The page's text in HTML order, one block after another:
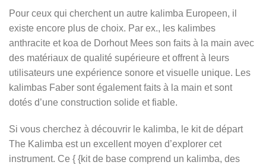
Pour ceux qui cherchent un autre kalimba Europeen, il
existe encore plus de choix. Par ex., les kalimbes
anthracite et koa de Dorhout Mees son faits à la main avec
des matériaux de qualité supérieure et offrent à leurs
utilisateurs une expérience sonore et visuelle unique. Les
kalimbas Faber sont également faits à la main et sont
dotés d’une construction solide et fiable.
Si vous cherchez à découvrir le kalimba, le kit de départ
The Kalimba est un excellent moyen d’explorer cet
instrument. Ce { {kit de base comprend un kalimba, des